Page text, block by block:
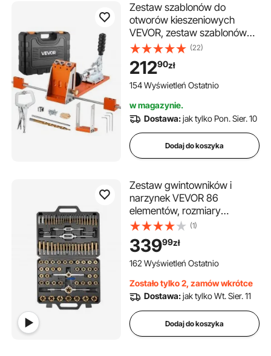
Zestaw szablonów do
otworów kieszeniowych
VEVOR, zestaw szablonów
do otworów kieszeniowych
12,7-38,1 mm, system
szablonów do otworów
kieszeniowych z walizką
wiertło stopniowe, klucz
imbusowy, pierścień
blokujący wiertło, bit
kwadratowy
(22)
21290zł
154 Wyświetleń Ostatnio
w magazynie.
Dostawa:jak tylko Pon. Sier. 10
Dodaj do koszyka
Zestaw gwintowników i
narzynek VEVOR 86
elementów, rozmiary
metryczne i SAE M3 do M12,
nr 4 do 5/8 cala, z
gwintownikami i narzynkami
zgrubnymi i drobnymi,
transportową
(1)
33999zł
162 Wyświetleń Ostatnio
Zostało tylko 2, zamów wkrótce
Dostawa:jak tylko Wt. Sier. 11
Dodaj do koszyka